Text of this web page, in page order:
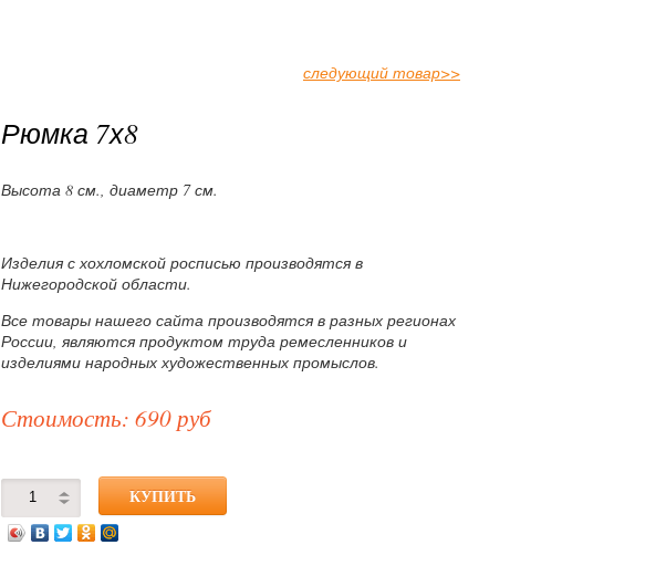
следующий товар>>
Рюмка 7х8
Высота 8 см., диаметр 7 см.
Изделия с хохломской росписью производятся в
Нижегородской области.
Все товары нашего сайта производятся в разных регионах
России, являются продуктом труда ремесленников и
изделиями народных художественных промыслов.
Стоимость: 690 руб